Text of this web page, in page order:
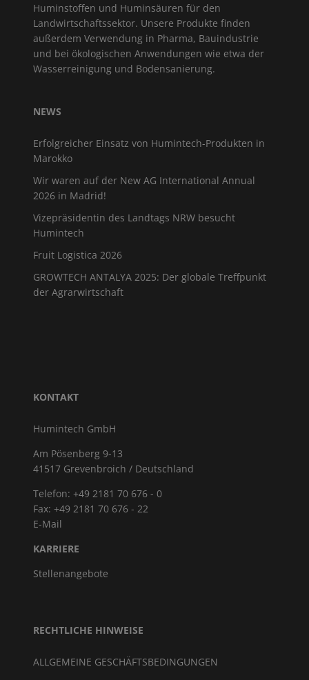
Huminstoffen und Huminsäuren für den
Landwirtschaftssektor. Unsere Produkte finden
außerdem Verwendung in Pharma, Bauindustrie
und bei ökologischen Anwendungen wie etwa der
Wasserreinigung und Bodensanierung.
NEWS
Erfolgreicher Einsatz von Humintech-Produkten in
Marokko
Wir waren auf der New AG International Annual
2026 in Madrid!
Vizepräsidentin des Landtags NRW besucht
Humintech
Fruit Logistica 2026
GROWTECH ANTALYA 2025: Der globale Treffpunkt
der Agrarwirtschaft
KONTAKT
Humintech GmbH
Am Pösenberg 9-13
41517 Grevenbroich / Deutschland
Telefon: +49 2181 70 676 - 0
Fax: +49 2181 70 676 - 22
E-Mail
KARRIERE
Stellenangebote
RECHTLICHE HINWEISE
ALLGEMEINE GESCHÄFTSBEDINGUNGEN